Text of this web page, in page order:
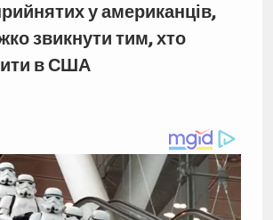
у американців,
звикнути тим, хто
в США